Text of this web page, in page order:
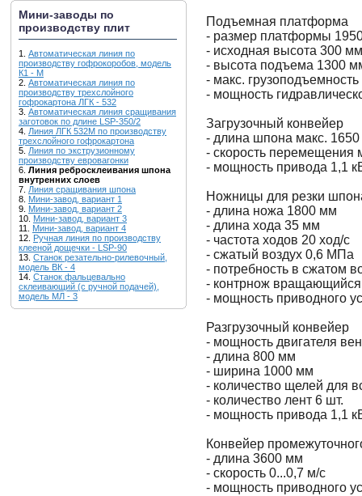
Мини-заводы по
производству плит
1. Автоматическая линия по
производству гофрокоробов, модель
К1 - М
2. Автоматическая линия по
производству трехслойного
гофрокартона ЛГК - 532
3. Автоматическая линия сращивания
заготовок по длине LSP-350/2
4. Линия ЛГК 532М по производству
трехслойного гофрокартона
5. Линия по экструзионному
производству евровагонки
6. Линия ребросклеивания шпона
внутренних слоев
7. Линия сращивания шпона
8. Мини-завод, вариант 1
9. Мини-завод, вариант 2
10. Мини-завод, вариант 3
11. Мини-завод, вариант 4
12. Ручная линия по производству
клееной дощечки - LSP-90
13. Станок резательно-рилевочный,
модель ВК - 4
14. Станок фальцевально
склеивающий (с ручной подачей),
модель МЛ - 3
Подъемная платформа
- размер платформы
- исходная высота 300 мм
- высота подъема 1300
- макс. грузоподъемность
- мощность
Загрузочный конвейер
- длина шпона макс.
- скорость перемещения
- мощность привода 1,1
Ножницы для резки
- длина ножа 1800 мм
- длина хода 35 мм
- частота ходов 20 ход/с
- сжатый воздух 0,6 МПа
- потребность в сжатом
- контрнож вращающийся
- мощность приводного
Разгрузочный конвейер
- мощность двигателя
- длина 800 мм
- ширина 1000 мм
- количество щелей для
- количество лент 6 шт.
- мощность привода 1,1
Конвейер
- длина 3600 мм
- скорость 0...0,7 м/с
- мощность приводного